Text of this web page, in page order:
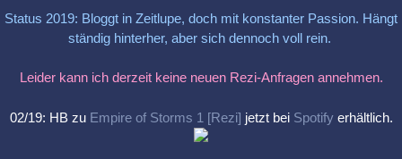
Status 2019: Bloggt in Zeitlupe, doch mit konstanter Passion. Hängt
ständig hinterher, aber sich dennoch voll rein.
Leider kann ich derzeit keine neuen Rezi-Anfragen annehmen.
02/19: HB zu Empire of Storms 1 [Rezi] jetzt bei Spotifyerhältlich.